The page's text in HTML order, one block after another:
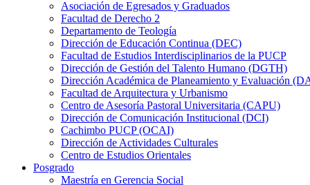
Asociación de Egresados y Graduados
Facultad de Derecho 2
Departamento de Teología
Dirección de Educación Continua (DEC)
Facultad de Estudios Interdisciplinarios de la PUCP
Dirección de Gestión del Talento Humano (DGTH)
Dirección Académica de Planeamiento y Evaluación
Facultad de Arquitectura y Urbanismo
Centro de Asesoría Pastoral Universitaria (CAPU)
Dirección de Comunicación Institucional (DCI)
Cachimbo PUCP (OCAI)
Dirección de Actividades Culturales
Centro de Estudios Orientales
Posgrado
Maestría en Gerencia Social